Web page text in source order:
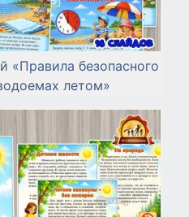
«Правила безопасного
летом»